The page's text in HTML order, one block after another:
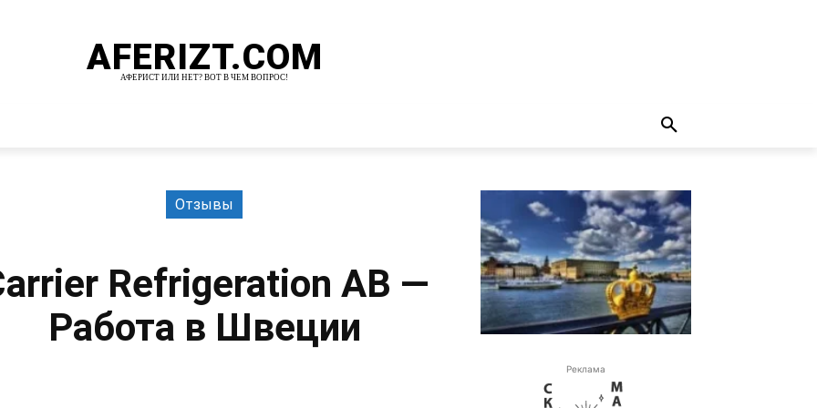
AFERIZT.COM
АФЕРИСТ ИЛИ НЕТ? ВОТ В ЧЕМ ВОПРОС!
Отзывы
Refrigeration AB —
Работа в Швеции
Реклама